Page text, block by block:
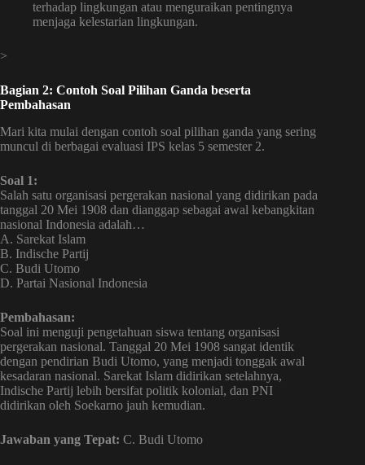
terhadap lingkungan atau menguraikan pentingnya
menjaga kelestarian lingkungan.
>
Bagian 2: Contoh Soal Pilihan Ganda beserta
Pembahasan
Mari kita mulai dengan contoh soal pilihan ganda yang sering
muncul di berbagai evaluasi IPS kelas 5 semester 2.
Soal 1:
Salah satu organisasi pergerakan nasional yang didirikan pada
tanggal 20 Mei 1908 dan dianggap sebagai awal kebangkitan
nasional Indonesia adalah…
A. Sarekat Islam
B. Indische Partij
C. Budi Utomo
D. Partai Nasional Indonesia
Pembahasan:
Soal ini menguji pengetahuan siswa tentang organisasi
pergerakan nasional. Tanggal 20 Mei 1908 sangat identik
dengan pendirian Budi Utomo, yang menjadi tonggak awal
kesadaran nasional. Sarekat Islam didirikan setelahnya,
Indische Partij lebih bersifat politik kolonial, dan PNI
didirikan oleh Soekarno jauh kemudian.
Jawaban yang Tepat: C. Budi Utomo